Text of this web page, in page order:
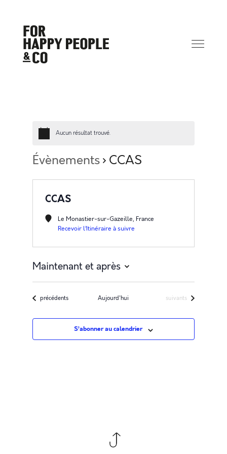
Aucun résultat trouvé.
Évènements CCAS
CCAS
Le Monastier-sur-Gazeille, France
Recevoir l’Itinéraire à suivre
Maintenant et après
Sélectionnez
uneÉvènements
précédents Aujourd'hui Évènements
suivants
S’abonner au calendrier